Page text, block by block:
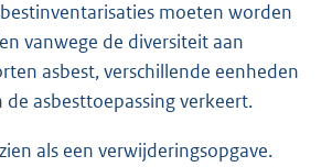
moeten worden
vanwege de diversiteit aan
asbest, verschillende eenheden
asbesttoepassing verkeert.
als een verwijderingsopgave.